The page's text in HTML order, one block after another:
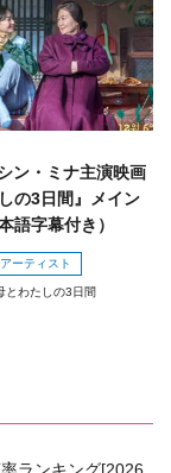
ン・ミナ主演映画
の3日間』メイン
語字幕付き）
アーティスト
とわたしの3日間